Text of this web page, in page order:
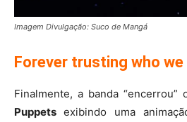
Imagem Divulgação: Suco de Mangá
Forever trusting who we
Finalmente, a banda “encerrou”
Puppets exibindo uma